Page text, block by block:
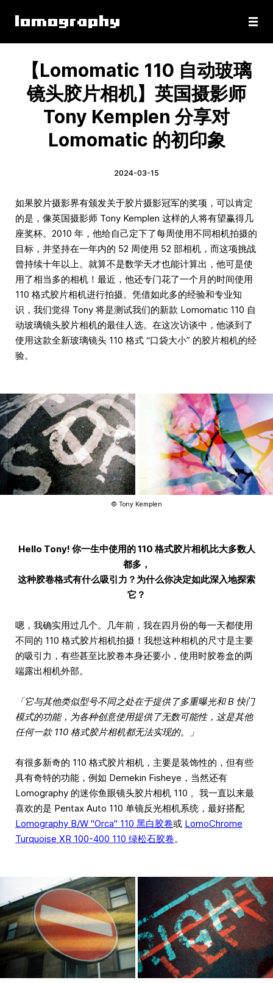
【Lomomatic 110 自动玻璃
镜头胶片相机】英国摄影师
Tony Kemplen 分享对
Lomomatic 的初印象
2024-03-15
如果胶片摄影界有颁发关于胶片摄影冠军的奖项，可以肯定
的是，像英国摄影师 Tony Kemplen 这样的人将有望赢得几
座奖杯。2010 年，他给自己定下了每周使用不同相机拍摄的
目标，并坚持在一年内的 52 周使用 52 部相机，而这项挑战
曾持续十年以上。就算不是数学天才也能计算出，他可是使
用了相当多的相机！最近，他还专门花了一个月的时间使用
110 格式胶片相机进行拍摄。凭借如此多的经验和专业知
识，我们觉得 Tony 将是测试我们的新款 Lomomatic 110 自
动玻璃镜头胶片相机的最佳人选。在这次访谈中，他谈到了
使用这款全新玻璃镜头 110 格式 “口袋大小” 的胶片相机的经
验。
© Tony Kemplen
Hello Tony! 你一生中使用的 110 格式胶片相机比大多数人
都多，
这种胶卷格式有什么吸引力？为什么你决定如此深入地探索
它？
嗯，我确实用过几个。几年前，我在四月份的每一天都使用
不同的 110 格式胶片相机拍摄！我想这种相机的尺寸是主要
的吸引力，有些甚至比胶卷本身还要小，使用时胶卷盒的两
端露出相机外部。
「它与其他类似型号不同之处在于提供了多重曝光和 B 快门
模式的功能，为各种创意使用提供了无数可能性，这是其他
任何一款 110 格式胶片相机都无法实现的。」
有很多新奇的 110 格式胶片相机，主要是装饰性的，但有些
具有奇特的功能，例如 Demekin Fisheye，当然还有
Lomography 的迷你鱼眼镜头胶片相机 110 。我一直以来最
喜欢的是 Pentax Auto 110 单镜反光相机系统，最好搭配
Lomography B/W "Orca" 110 黑白胶卷或 LomoChrome
Turquoise XR 100-400 110 绿松石胶卷。